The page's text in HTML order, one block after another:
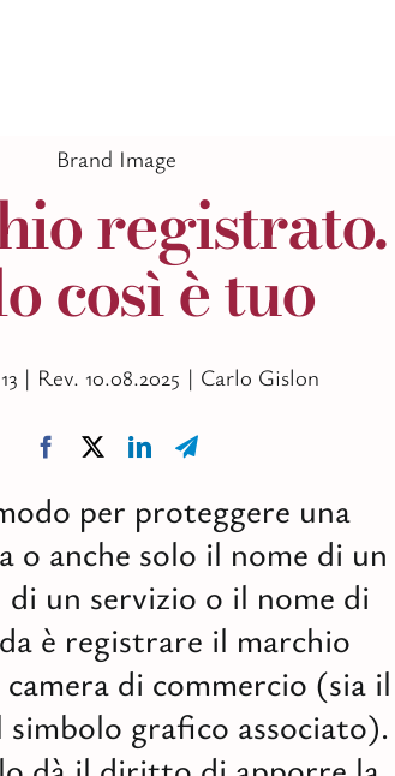
Brand Image
registrato.
così è tuo
| Rev. 10.08.2025 | Carlo Gislon
per proteggere una
o anche solo il nome di un
un servizio o il nome di
è registrare il marchio
camera di commercio (sia il
simbolo grafico associato).